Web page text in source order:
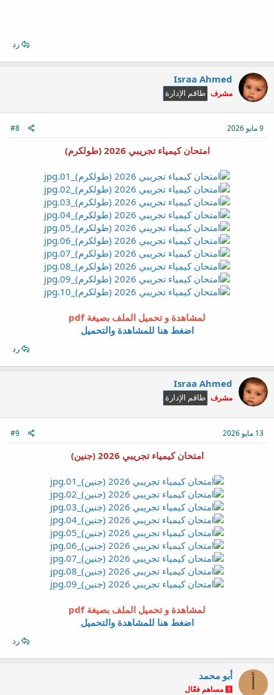
رد
Israa Ahmed
مشرف طاقم الإدارة
9 مايو 2026 #8
امتحان كيمياء تجريبي 2026 (طولكرم)
لمشاهدة و تحميل الملف بصيغة pdf
اضغط هنا للمشاهدة والتحميل
رد
Israa Ahmed
مشرف طاقم الإدارة
13 مايو 2026 #9
امتحان كيمياء تجريبي 2026 (جنين)
لمشاهدة و تحميل الملف بصيغة pdf
اضغط هنا للمشاهدة والتحميل
رد
أبو محمد
🧮 مساهم فعّال